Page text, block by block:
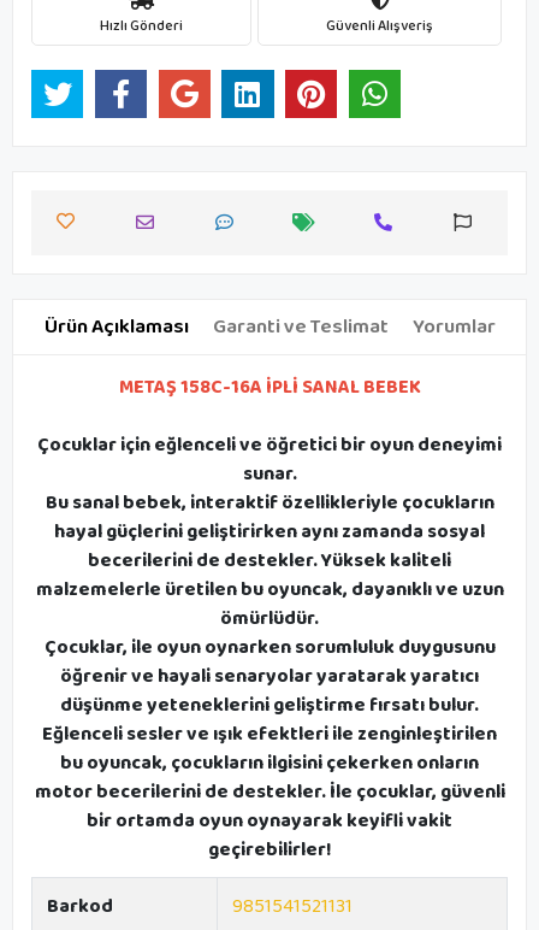
Hızlı Gönderi Güvenli Alışveriş
Ürün Açıklaması Garanti ve Teslimat Yorumlar
METAŞ 158C-16A İPLİ SANAL BEBEK
Çocuklar için eğlenceli ve öğretici bir oyun deneyimi
sunar.
Bu sanal bebek, interaktif özellikleriyle çocukların
hayal güçlerini geliştirirken aynı zamanda sosyal
becerilerini de destekler. Yüksek kaliteli
malzemelerle üretilen bu oyuncak, dayanıklı ve uzun
ömürlüdür.
Çocuklar, ile oyun oynarken sorumluluk duygusunu
öğrenir ve hayali senaryolar yaratarak yaratıcı
düşünme yeteneklerini geliştirme fırsatı bulur.
Eğlenceli sesler ve ışık efektleri ile zenginleştirilen
bu oyuncak, çocukların ilgisini çekerken onların
motor becerilerini de destekler. İle çocuklar, güvenli
bir ortamda oyun oynayarak keyifli vakit
geçirebilirler!
Barkod
9851541521131